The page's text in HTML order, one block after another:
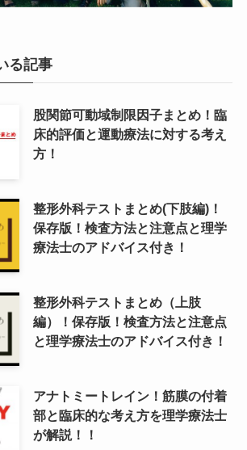
る記事
股関節可動域制限因子まとめ！臨
床的評価と運動療法に対する考え
方！
整形外科テストまとめ(下肢編)！
保存版！検査方法と注意点と理学
療法士のアドバイス付き！
整形外科テストまとめ（上肢
編）！保存版！検査方法と注意点
と理学療法士のアドバイス付き！
アナトミートレイン！筋膜の付着
部と臨床的な考え方を理学療法士
が解説！！